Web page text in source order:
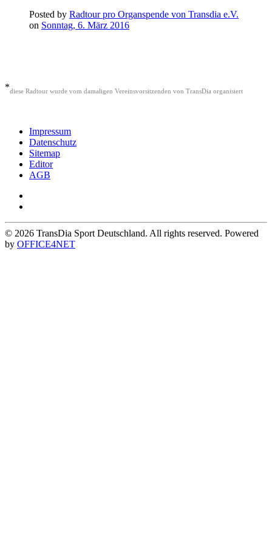
Posted by Radtour pro Organspende von Transdia e.V.
on Sonntag, 6. März 2016
*diese Radtour wurde vom damaligen Vereinsvorsitzenden von TransDia organisiert
Impressum
Datenschutz
Sitemap
Editor
AGB
© 2026 TransDia Sport Deutschland. All rights reserved. Powered
by OFFICE4NET